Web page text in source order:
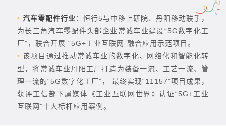
• 汽车零配件行业：恒行5与中移上研院、丹阳移动联手，
为长三角汽车零配件头部企业常诚车业建设“5G数字化工
厂”，联合开展 “5G+工业互联网”融合应用示范项目。
•该项目通过推动常诚车业的数字化、网络化和智能化转
型，将常诚车业丹阳工厂打造为装备一流、工艺一流、管
理一流的“5G数字化工厂”， 最终实现“11157”项目成果，
获评工信部下属媒体《工业互联网世界》认证“5G+工业
互联网”十大标杆应用案例。